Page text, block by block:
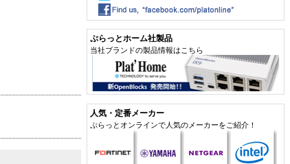
ぷらっとホーム社製品
当社ブランドの製品情報はこちら
人気・定番メーカー
ぷらっとオンラインで人気のメーカーをご紹介！